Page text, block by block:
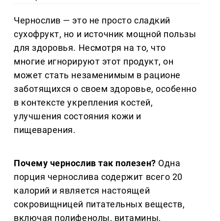
Чернослив — это не просто сладкий
сухофрукт, но и источник мощной пользы
для здоровья. Несмотря на то, что
многие игнорируют этот продукт, он
может стать незаменимым в рационе
заботящихся о своем здоровье, особенно
в контексте укрепления костей,
улучшения состояния кожи и
пищеварения.
Почему чернослив так полезен? Одна
порция чернослива содержит всего 20
калорий и является настоящей
сокровищницей питательных веществ,
включая полифенолы, витамины,